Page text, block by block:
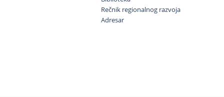
Rečnik regionalnog razvoja
Adresar